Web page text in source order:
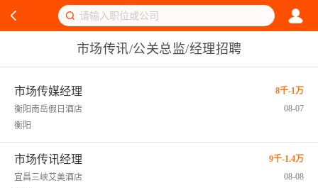
市场传讯/公关总监/经理招聘
市场传媒经理
8千-1万
衡阳南岳假日酒店
08-07
衡阳
市场传讯经理
9千-1.4万
宜昌三峡艾美酒店
08-08